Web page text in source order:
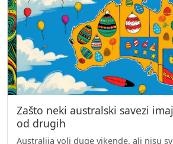
Zašto neki australski savezi
od drugih
Australija voli duge vikende, ali nisu